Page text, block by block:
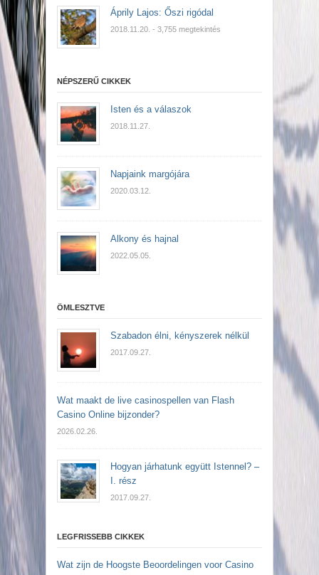
Áprily Lajos: Őszi rigódal
2018.11.20. - 3,755 megtekintés
NÉPSZERŰ CIKKEK
Isten és a válaszok
2018.11.27.
Napjaink margójára
2020.03.12.
Alkony és hajnal
2022.05.05.
ÖMLESZTVE
Szabadon élni, kényszerek nélkül
2017.09.27.
Wat maakt de live casinospellen van Flash
Casino Online bijzonder?
2026.02.26.
Hogyan járhatunk együtt Istennel? –
I. rész
2017.09.27.
LEGFRISSEBB CIKKEK
Wat zijn de Hoogste Beoordelingen voor Casino